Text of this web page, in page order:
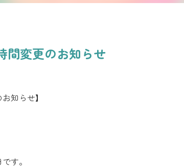
間変更のお知らせ
知らせ】
す。